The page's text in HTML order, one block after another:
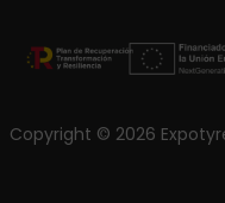
Copyright © 2026